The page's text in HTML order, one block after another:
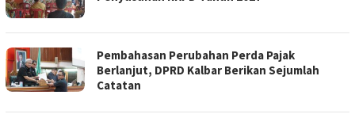
Pembahasan Perubahan Perda Pajak
Berlanjut, DPRD Kalbar Berikan Sejumlah
Catatan